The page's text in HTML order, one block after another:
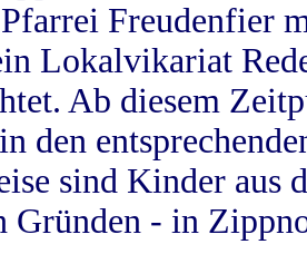
Pfarrei Freudenfier
Lokalvikariat
Ab diesem
den
sind Kinder aus
Gründen - in